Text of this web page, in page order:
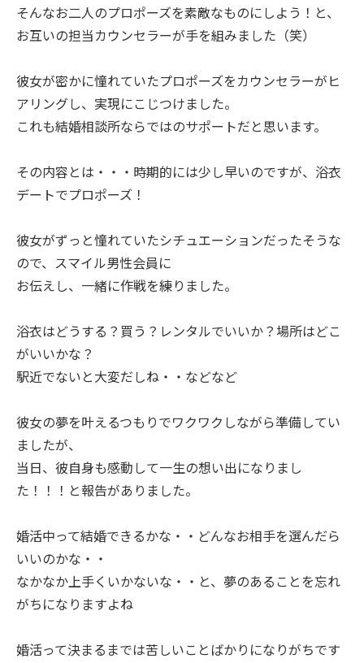
そんなお二人のプロポーズを素敵なものにしよう！と、
お互いの担当カウンセラーが手を組みました（笑）
彼女が密かに憧れていたプロポーズをカウンセラーがヒ
アリングし、実現にこじつけました。
これも結婚相談所ならではのサポートだと思います。
その内容とは・・・時期的には少し早いのですが、浴衣
デートでプロポーズ！
彼女がずっと憧れていたシチュエーションだったそうな
ので、スマイル男性会員に
お伝えし、一緒に作戦を練りました。
浴衣はどうする？買う？レンタルでいいか？場所はどこ
がいいかな？
駅近でないと大変だしね・・などなど
彼女の夢を叶えるつもりでワクワクしながら準備してい
ましたが、
当日、彼自身も感動して一生の想い出になりまし
た！！！と報告がありました。
婚活中って結婚できるかな・・どんなお相手を選んだら
いいのかな・・
なかなか上手くいかないな・・と、夢のあることを忘れ
がちになりますよね
婚活って決まるまでは苦しいことばかりになりがちです